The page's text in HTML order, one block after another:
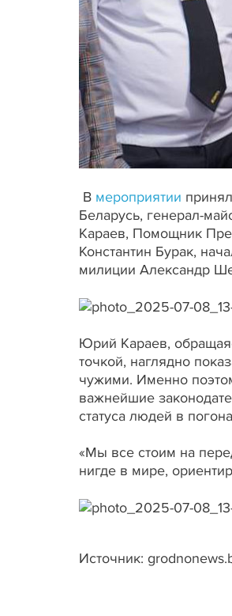
В мероприятии
Беларусь, генерал-
Караев, Помощник
Константин Бурак,
милиции Александр
Юрий Караев,
точкой, наглядно
чужими. Именно
важнейшие
статуса людей в
«Мы все стоим на
нигде в мире,
Источник: